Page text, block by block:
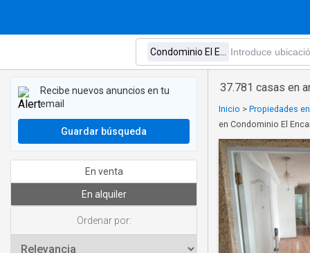
37.781 casas en
Inicio > Propiedades
en Condominio El
Recibe nuevos anuncios en tu
email
Guardar búsqueda
En venta
En alquiler
Ordenar por: